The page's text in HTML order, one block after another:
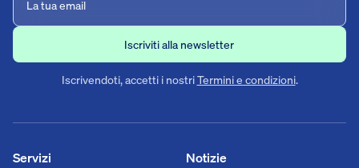
Iscrivendoti, accetti i nostriTermini e condizioni.
Notizie
Servizi